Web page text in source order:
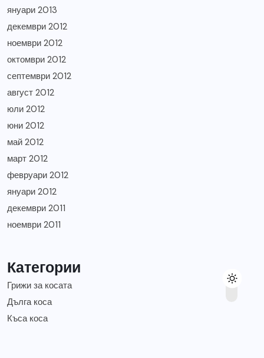
януари 2013
декември 2012
ноември 2012
октомври 2012
септември 2012
август 2012
юли 2012
юни 2012
май 2012
март 2012
февруари 2012
януари 2012
декември 2011
ноември 2011
Категории
Грижи за косата
Дълга коса
Къса коса